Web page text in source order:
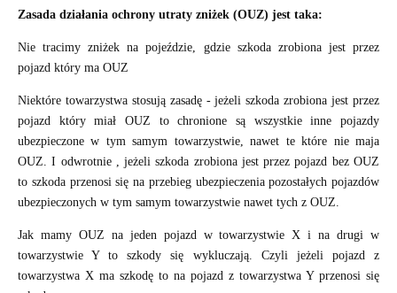
Zasada działania ochrony utraty zniżek (OUZ) jest taka:
Nie tracimy zniżek na pojeździe, gdzie szkoda zrobiona jest przez
pojazd który ma OUZ
Niektóre towarzystwa stosują zasadę - jeżeli szkoda zrobiona jest przez
pojazd który miał OUZ to chronione są wszystkie inne pojazdy
ubezpieczone w tym samym towarzystwie, nawet te które nie maja
OUZ. I odwrotnie , jeżeli szkoda zrobiona jest przez pojazd bez OUZ
to szkoda przenosi się na przebieg ubezpieczenia pozostałych pojazdów
ubezpieczonych w tym samym towarzystwie nawet tych z OUZ.
Jak mamy OUZ na jeden pojazd w towarzystwie X i na drugi w
towarzystwie Y to szkody się wykluczają. Czyli jeżeli pojazd z
towarzystwa X ma szkodę to na pojazd z towarzystwa Y przenosi się